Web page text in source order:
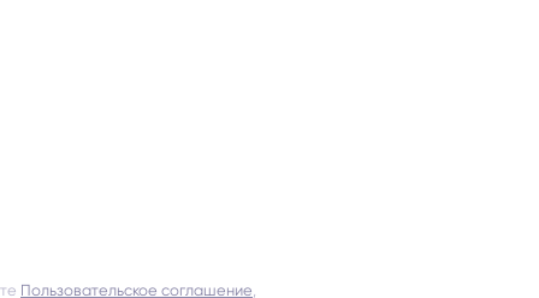
Пользовательское соглашение,